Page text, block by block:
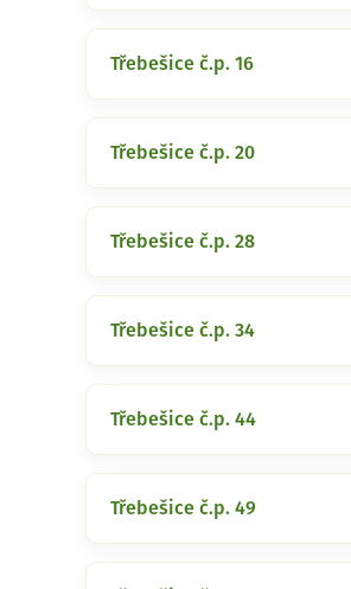
Třebešice č.p. 16
Třebešice č.p. 20
Třebešice č.p. 28
Třebešice č.p. 34
Třebešice č.p. 44
Třebešice č.p. 49